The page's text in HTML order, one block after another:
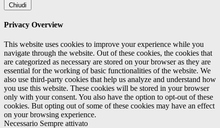
Chiudi
Privacy Overview
This website uses cookies to improve your experience while you
navigate through the website. Out of these cookies, the cookies that
are categorized as necessary are stored on your browser as they are
essential for the working of basic functionalities of the website. We
also use third-party cookies that help us analyze and understand how
you use this website. These cookies will be stored in your browser
only with your consent. You also have the option to opt-out of these
cookies. But opting out of some of these cookies may have an effect
on your browsing experience.
Necessario Sempre attivato